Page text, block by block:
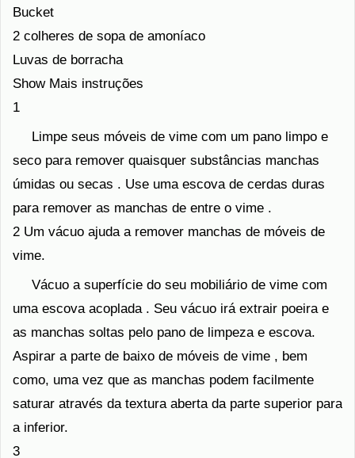
Bucket
2 colheres de sopa de amoníaco
Luvas de borracha
Show Mais instruções
1
Limpe seus móveis de vime com um pano limpo e
seco para remover quaisquer substâncias manchas
úmidas ou secas . Use uma escova de cerdas duras
para remover as manchas de entre o vime .
2 Um vácuo ajuda a remover manchas de móveis de
vime.
Vácuo a superfície do seu mobiliário de vime com
uma escova acoplada . Seu vácuo irá extrair poeira e
as manchas soltas pelo pano de limpeza e escova.
Aspirar a parte de baixo de móveis de vime , bem
como, uma vez que as manchas podem facilmente
saturar através da textura aberta da parte superior para
a inferior.
3